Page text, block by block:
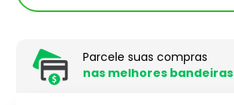
Parcele suas compras
nas melhores bandeiras